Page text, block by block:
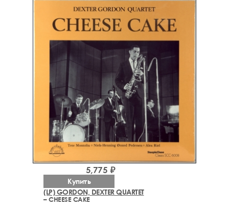
(LP) GORDON, DEXTER QUARTET
– CHEESE CAKE
5,775 ₽
Купить